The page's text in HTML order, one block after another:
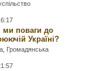
ми поваги до
Україні?
Громадянська